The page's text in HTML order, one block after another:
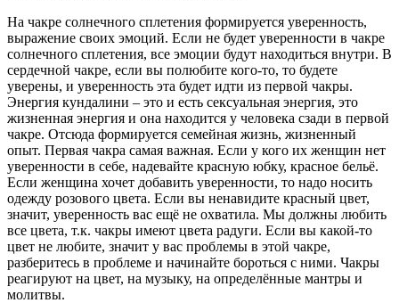
На чакре солнечного сплетения формируется уверенность,
выражение своих эмоций. Если не будет уверенности в чакре
солнечного сплетения, все эмоции будут находиться внутри. В
сердечной чакре, если вы полюбите кого-то, то будете
уверены, и уверенность эта будет идти из первой чакры.
Энергия кундалини – это и есть сексуальная энергия, это
жизненная энергия и она находится у человека сзади в первой
чакре. Отсюда формируется семейная жизнь, жизненный
опыт. Первая чакра самая важная. Если у кого их женщин нет
уверенности в себе, надевайте красную юбку, красное бельё.
Если женщина хочет добавить уверенности, то надо носить
одежду розового цвета. Если вы ненавидите красный цвет,
значит, уверенность вас ещё не охватила. Мы должны любить
все цвета, т.к. чакры имеют цвета радуги. Если вы какой-то
цвет не любите, значит у вас проблемы в этой чакре,
разберитесь в проблеме и начинайте бороться с ними. Чакры
реагируют на цвет, на музыку, на определённые мантры и
молитвы.